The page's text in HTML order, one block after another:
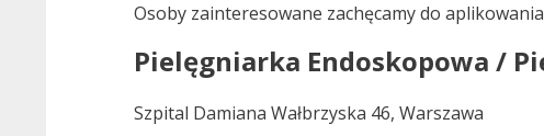
Osoby zainteresowane zachęcamy do
Pielęgniarka Endoskopowa /
Szpital Damiana Wałbrzyska 46, Warszawa